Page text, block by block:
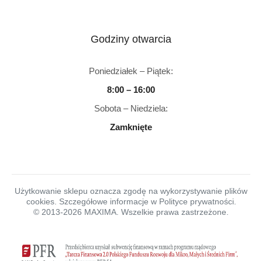
Godziny otwarcia
Poniedziałek – Piątek:
8:00 – 16:00
Sobota – Niedziela:
Zamknięte
Użytkowanie sklepu oznacza zgodę na wykorzystywanie plików
cookies. Szczegółowe informacje w Polityce prywatności.
© 2013-2026 MAXIMA. Wszelkie prawa zastrzeżone.